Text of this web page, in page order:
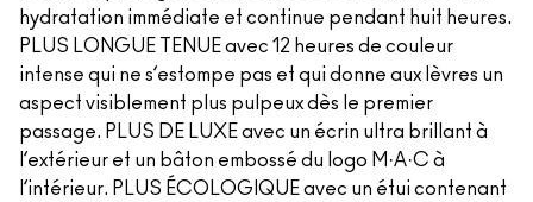
hydratation immédiate et continue pendant huit heures.
PLUS LONGUE TENUE avec 12 heures de couleur
intense qui ne s’estompe pas et qui donne aux lèvres un
aspect visiblement plus pulpeux dès le premier
passage. PLUS DE LUXE avec un écrin ultra brillant à
l’extérieur et un bâton embossé du logo M·A·C à
l’intérieur. PLUS ÉCOLOGIQUE avec un étui contenant